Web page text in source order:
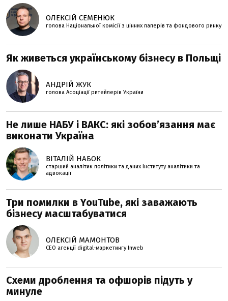
ОЛЕКСІЙ СЕМЕНЮК
голова Національної комісії з цінних паперів та фондового ринку
Як живеться українському бізнесу в Польщі
АНДРІЙ ЖУК
голова Асоціації ритейлерів України
Не лише НАБУ і ВАКС: які зобов’язання має
виконати Україна
ВІТАЛІЙ НАБОК
старший аналітик політики та даних Інституту аналітики та
адвокації
Три помилки в YouTube, які заважають
бізнесу масштабуватися
ОЛЕКСІЙ МАМОНТОВ
CEO агенції digital-маркетингу Inweb
Схеми дроблення та офшорів підуть у
минуле